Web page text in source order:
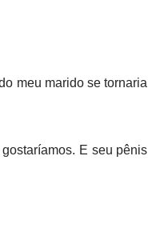
meu marido se tornaria
E seu pênis